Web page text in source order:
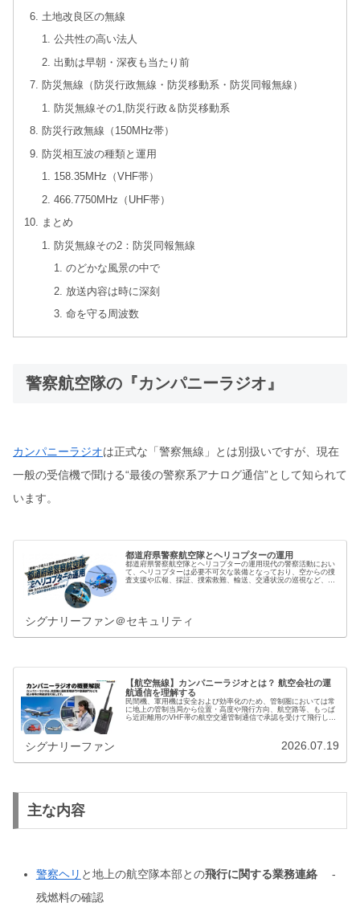
土地改良区の無線
公共性の高い法人
出動は早朝・深夜も当たり前
防災無線（防災行政無線・防災移動系・防災同報無線）
防災無線その1,防災行政＆防災移動系
防災行政無線（150MHz帯）
防災相互波の種類と運用
158.35MHz（VHF帯）
466.7750MHz（UHF帯）
まとめ
防災無線その2：防災同報無線
のどかな風景の中で
放送内容は時に深刻
命を守る周波数
警察航空隊の『カンパニーラジオ』
カンパニーラジオは正式な「警察無線」とは別扱いですが、現在
一般の受信機で聞ける“最後の警察系アナログ通信”として知られて
います。
都道府県警察航空隊とヘリコプターの運用
都道府県警察航空隊とヘリコプターの運用現代の警察活動におい
て、ヘリコプターは必要不可欠な装備となっており、空からの捜
査支援や広報、採証、捜索救難、輸送、交通状況の巡視など、さ
シグナリーファン＠セキュリティ
【航空無線】カンパニーラジオとは？ 航空会社の運
航通信を理解する
民間機、軍用機は安全および効率化のため、管制圏においては常
に地上の管制当局から位置・高度や飛行方向、航空路等、もっぱ
ら近距離用のVHF帯の航空交通管制通信で承認を受けて飛行して
シグナリーファン 2026.07.19
主な内容
警察ヘリ と地上の航空隊本部との飛行に関する業務連絡-
残燃料の確認